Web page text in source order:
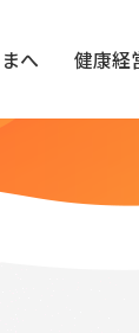
へ 健康経